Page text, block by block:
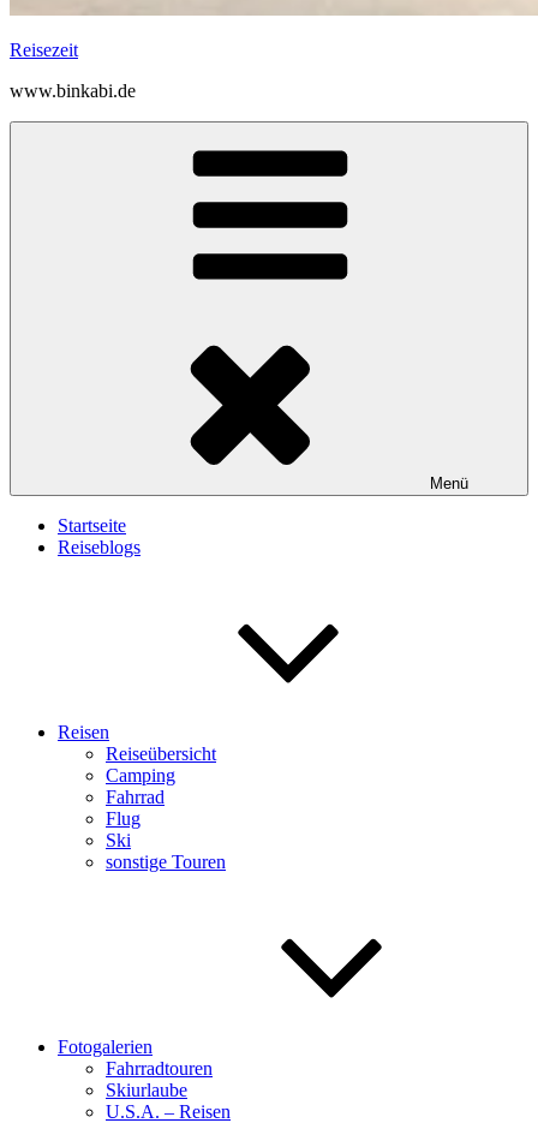
Reisezeit
www.binkabi.de
Menü
Startseite
Reiseblogs
Reisen
Reiseübersicht
Camping
Fahrrad
Flug
Ski
sonstige Touren
Fotogalerien
Fahrradtouren
Skiurlaube
U.S.A. – Reisen